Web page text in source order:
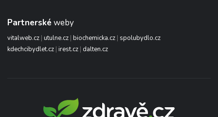
Partnerské weby
vitalweb.cz | utulne.cz | biochemicka.cz | spolubydlo.cz
kdechcibydlet.cz | irest.cz | dalten.cz